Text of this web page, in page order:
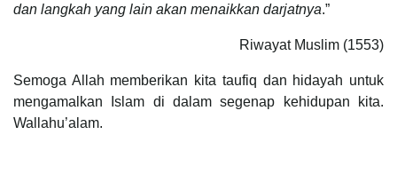
dan langkah yang lain akan menaikkan darjatnya.”
Riwayat Muslim (1553)
Semoga Allah memberikan kita taufiq dan hidayah untuk
mengamalkan Islam di dalam segenap kehidupan kita.
Wallahu’alam.